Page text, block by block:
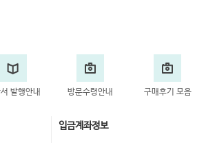
발행안내 방문수령안내 구매후기 모음
입금계좌정보